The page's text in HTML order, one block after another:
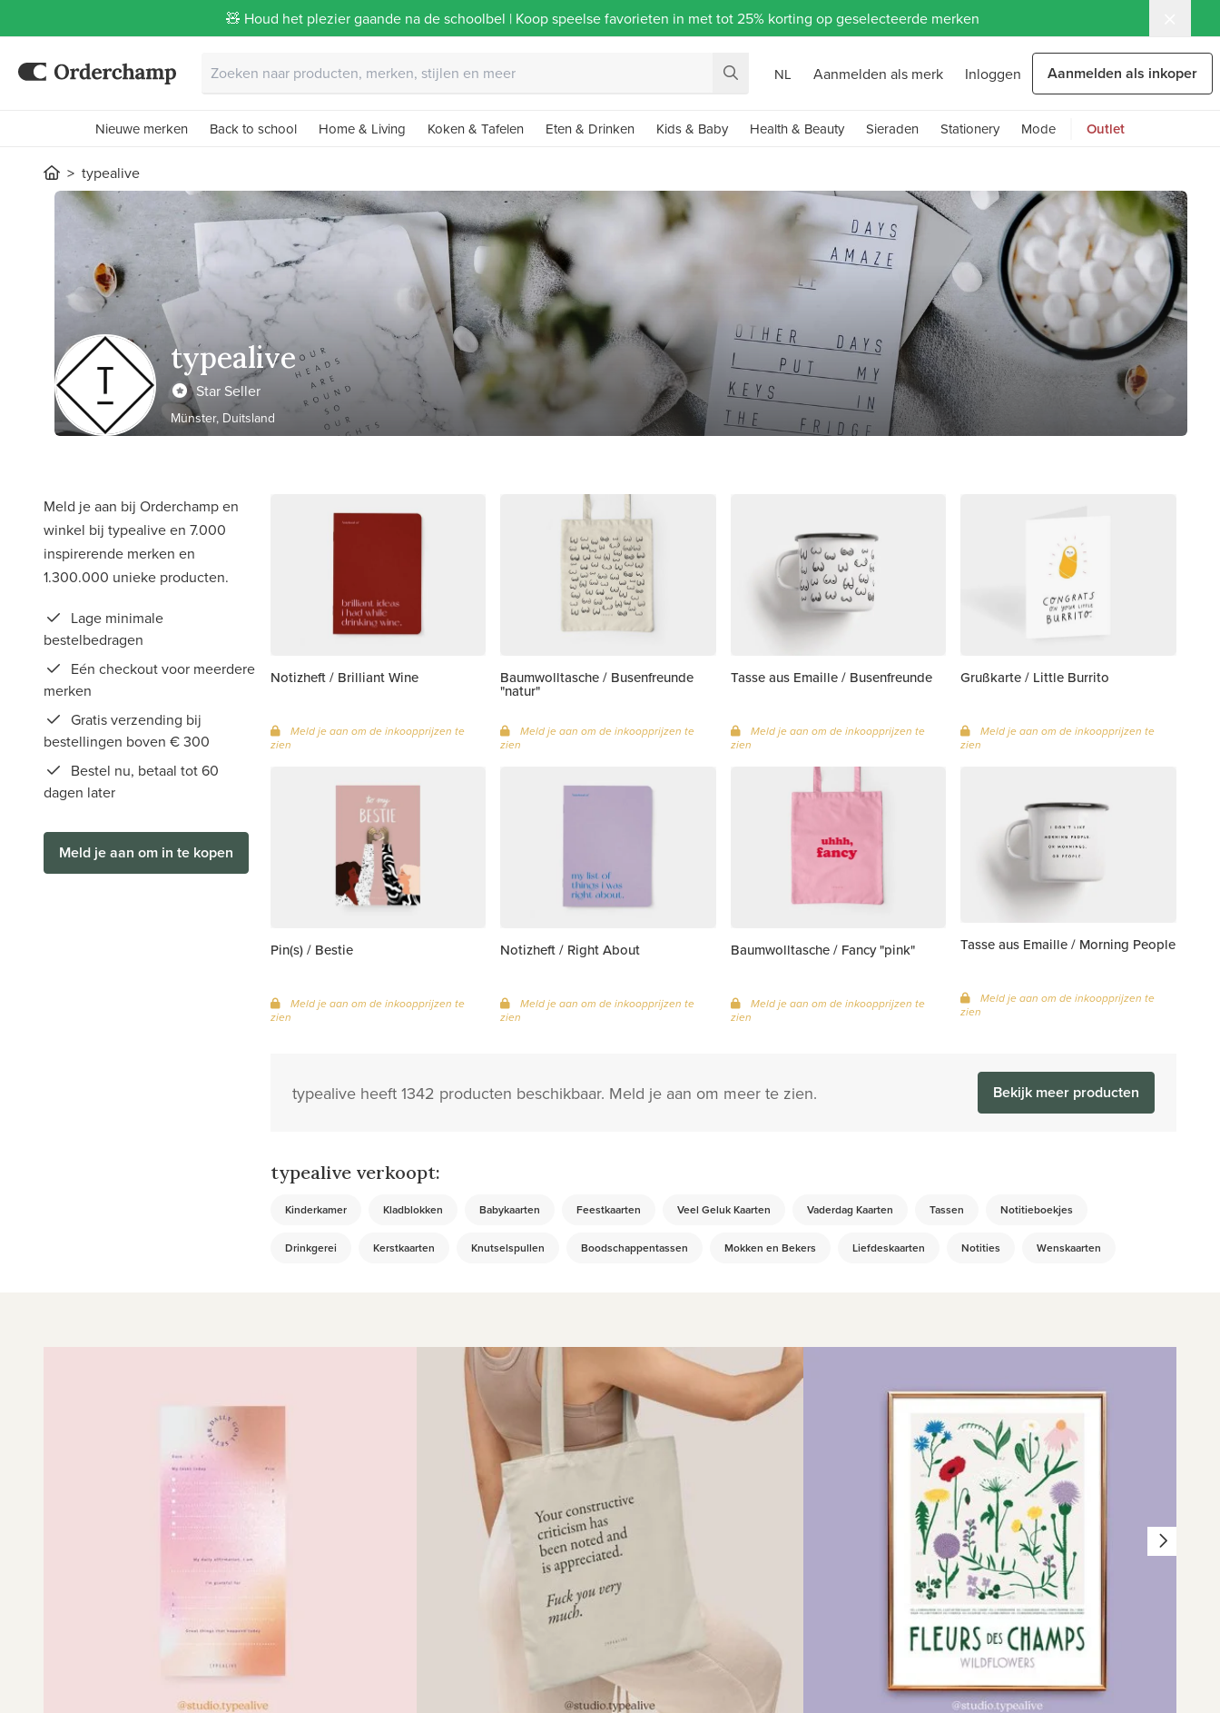
🧸 Houd het plezier gaande na de schoolbel | Koop speelse favorieten in met tot 25% korting op geselecteerde merken
NL Aanmelden als merk Inloggen Aanmelden als inkoper
Nieuwe merken Back to school Home & Living Koken & Tafelen Eten & Drinken Kids & Baby Health & Beauty Sieraden Stationery Mode Outlet
typealive
typealive
Star Seller
Münster, Duitsland
Meld je aan bij Orderchamp en
winkel bij typealive en 7.000
inspirerende merken en
1.300.000 unieke producten.
Lage minimale
bestelbedragen
Eén checkout voor meerdere
merken
Gratis verzending bij
bestellingen boven € 300
Bestel nu, betaal tot 60
dagen later
Meld je aan om in te kopen
Notizheft / Brilliant Wine
Meld je aan om de inkoopprijzen te
zien
Baumwolltasche / Busenfreunde
"natur"
Meld je aan om de inkoopprijzen te
zien
Tasse aus Emaille / Busenfreunde
Meld je aan om de inkoopprijzen te
zien
Grußkarte / Little Burrito
Meld je aan om de inkoopprijzen te
zien
Pin(s) / Bestie
Meld je aan om de inkoopprijzen te
zien
Notizheft / Right About
Meld je aan om de inkoopprijzen te
zien
Baumwolltasche / Fancy "pink"
Meld je aan om de inkoopprijzen te
zien
Tasse aus Emaille / Morning People
Meld je aan om de inkoopprijzen te
zien
typealive heeft 1342 producten beschikbaar. Meld je aan om meer te zien. Bekijk meer producten
typealive verkoopt:
Kinderkamer Kladblokken Babykaarten Feestkaarten Veel Geluk Kaarten Vaderdag Kaarten Tassen Notitieboekjes
Drinkgerei Kerstkaarten Knutselspullen Boodschappentassen Mokken en Bekers Liefdeskaarten Notities Wenskaarten